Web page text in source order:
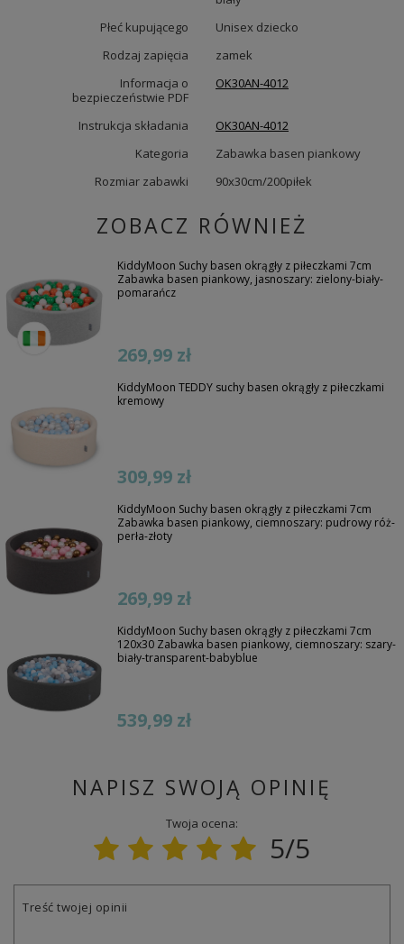
Płeć kupującego
Unisex dziecko
Rodzaj zapięcia
zamek
Informacja o
bezpieczeństwie PDF
OK30AN-4012
Instrukcja składania
OK30AN-4012
Kategoria
Zabawka basen piankowy
Rozmiar zabawki
90x30cm/200piłek
ZOBACZ RÓWNIEŻ
KiddyMoon Suchy basen okrągły z piłeczkami 7cm
Zabawka basen piankowy, jasnoszary: zielony-biały-
pomarańcz
269,99 zł
KiddyMoon TEDDY suchy basen okrągły z piłeczkami
kremowy
309,99 zł
KiddyMoon Suchy basen okrągły z piłeczkami 7cm
Zabawka basen piankowy, ciemnoszary: pudrowy róż-
perła-złoty
269,99 zł
KiddyMoon Suchy basen okrągły z piłeczkami 7cm
120x30 Zabawka basen piankowy, ciemnoszary: szary-
biały-transparent-babyblue
539,99 zł
NAPISZ SWOJĄ OPINIĘ
Twoja ocena:
5/5
Treść twojej opinii